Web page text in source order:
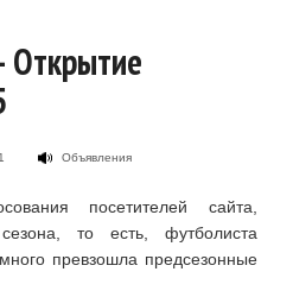
Открытие
Объявления
посетителей сайта,
то есть, футболиста
превзошла предсезонные